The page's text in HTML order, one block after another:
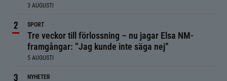
3 AUGUSTI
SPORT
Tre veckor till förlossning – nu jagar Elsa NM-
framgångar: ”Jag kunde inte säga nej”
5 AUGUSTI
NYHETER